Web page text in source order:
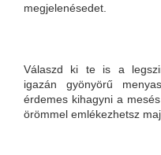
megjelenésedet.
Válaszd ki te is a
igazán gyönyörű
érdemes kihagyni a
örömmel emlékezhetsz